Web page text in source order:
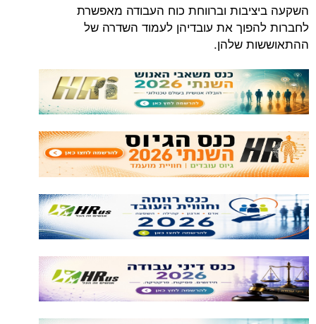
השקעה ביציבות וברווחת כוח העבודה מאפשרת
לחברות להפוך את עובדיהן לעמוד השדרה של
ההתאוששות שלהן.